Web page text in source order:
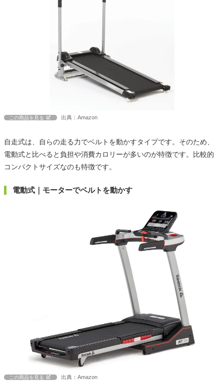
この商品を見る 出典：Amazon
自走式は、自らの走る力でベルトを動かすタイプです。そのため、
電動式と比べると負担や消費カロリーが多いのが特徴です。比較的
コンパクトサイズなのも特徴です。
電動式｜モーターでベルトを動かす
この商品を見る 出典：Amazon